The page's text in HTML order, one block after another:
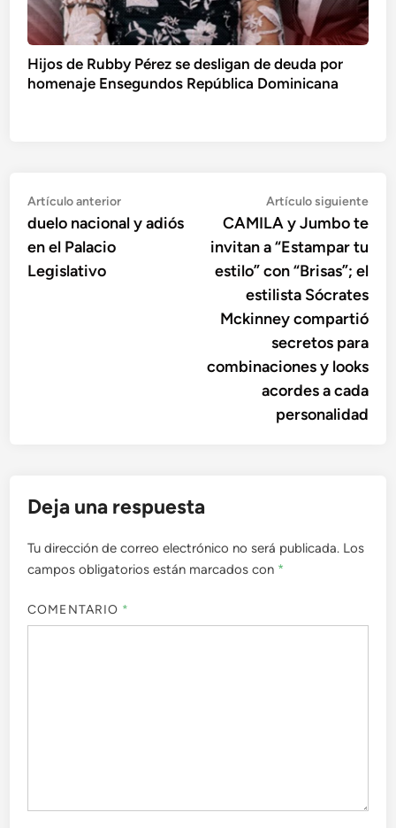
Hijos de Rubby Pérez se desligan de deuda por
homenaje Ensegundos República Dominicana
Navegación
de
entradas
Artículo anteriorArtículo
anterior:
duelo nacional y adiós
en el Palacio
Legislativo
Artículo siguiente
CAMILA y Jumbo te
invitan a “Estampar tu
estilo” con “Brisas”; el
estilista Sócrates
Mckinney compartió
secretos para
combinaciones y looks
acordes a cada
personalidad
Deja una respuesta
Tu dirección de correo electrónico no será publicada. Los
campos obligatorios están marcados con *
COMENTARIO *